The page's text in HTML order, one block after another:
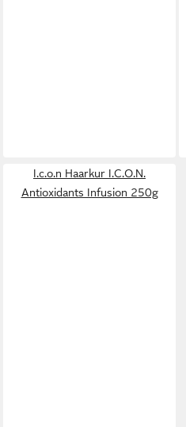
I.c.o.n Haarkur I.C.O.N.
Antioxidants Infusion 250g